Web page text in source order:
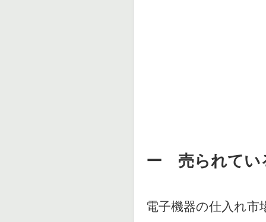
ー 売られて
電子機器の仕入れ市